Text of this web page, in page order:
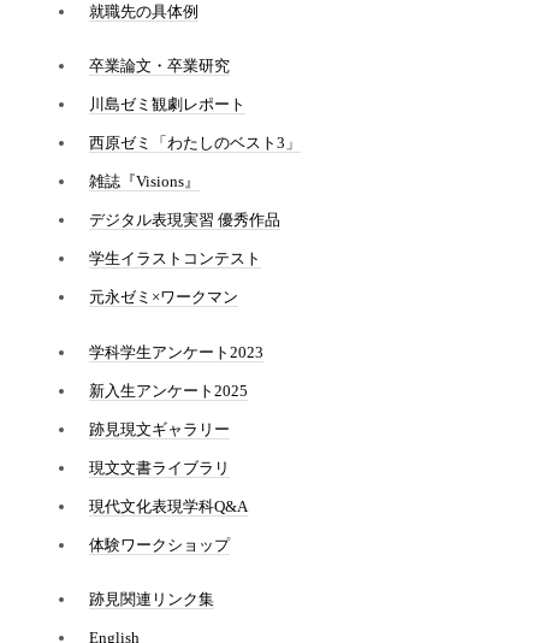
就職先の具体例
卒業論文・卒業研究
川島ゼミ観劇レポート
西原ゼミ「わたしのベスト3」
雑誌『Visions』
デジタル表現実習 優秀作品
学生イラストコンテスト
元永ゼミ×ワークマン
学科学生アンケート2023
新入生アンケート2025
跡見現文ギャラリー
現文文書ライブラリ
現代文化表現学科Q&A
体験ワークショップ
跡見関連リンク集
English